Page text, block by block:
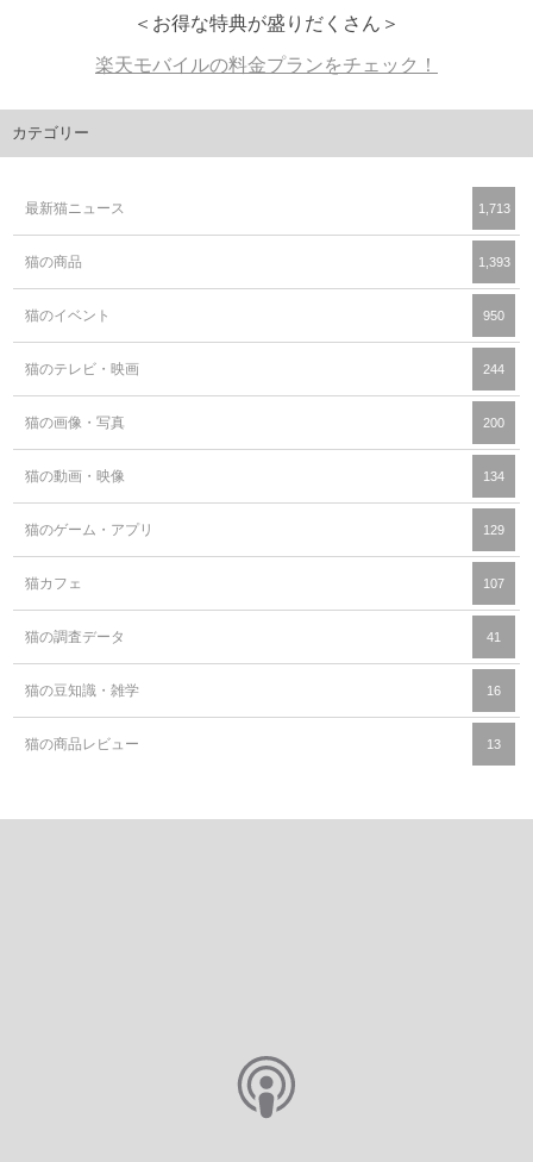
＜お得な特典が盛りだくさん＞
楽天モバイルの料金プランをチェック！
カテゴリー
最新猫ニュース 1,713
猫の商品 1,393
猫のイベント 950
猫のテレビ・映画 244
猫の画像・写真 200
猫の動画・映像 134
猫のゲーム・アプリ 129
猫カフェ 107
猫の調査データ 41
猫の豆知識・雑学 16
猫の商品レビュー 13